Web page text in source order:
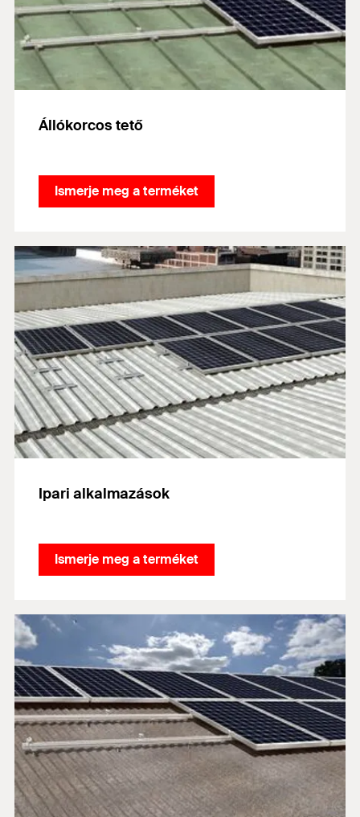
Állókorcos tető
Ismerje meg a terméket
Ipari alkalmazások
Ismerje meg a terméket